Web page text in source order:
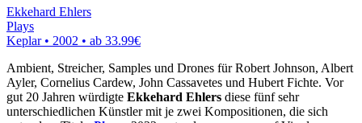
Ekkehard Ehlers
Plays
Keplar • 2002 • ab 33.99€
Ambient, Streicher, Samples und Drones für Robert Johnson, Albert
Ayler, Cornelius Cardew, John Cassavetes und Hubert Fichte. Vor
gut 20 Jahren würdigte Ekkehard Ehlers diese fünf sehr
unterschiedlichen Künstler mit je zwei Kompositionen, die sich